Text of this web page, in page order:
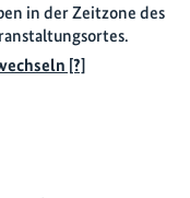
in der Zeitzone des
[?]